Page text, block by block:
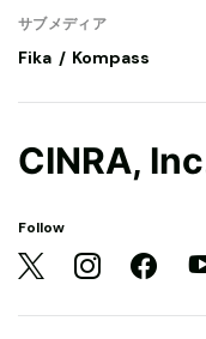
サブメディア
Fika Kompass
CINRA,
Follow